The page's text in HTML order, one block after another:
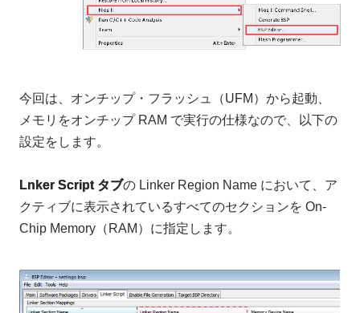
今回は、オンチップ・フラッシュ（UFM）から起動、
メモリをオンチップ RAM で実行の仕様なので、以下の
設定をします。
Lnker Script タブの Linker Region Name において、ア
クティブに表示されているすべてのセクションを On-
Chip Memory（RAM）に指定します。